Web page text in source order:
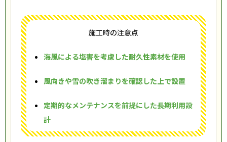
施工時の注意点
海風による塩害を考慮した耐久性素材を使用
風向きや雪の吹き溜まりを確認した上で設置
定期的なメンテナンスを前提にした長期利用設
計